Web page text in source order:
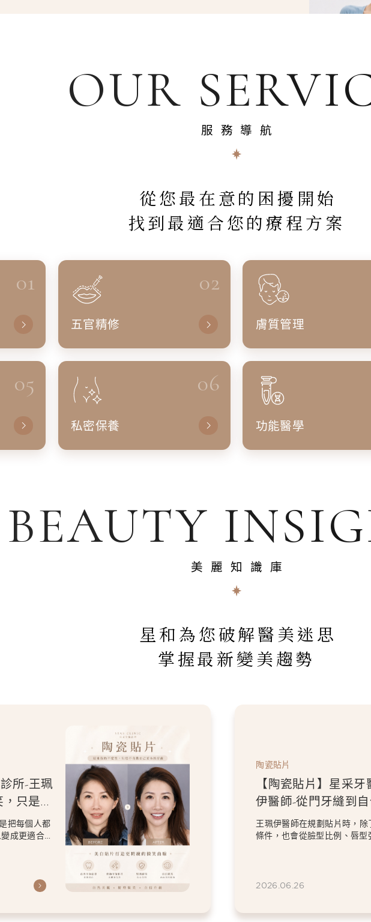
OUR
服務導航
從您最在意的困擾開始
找到最適合您的療程方案
01 02
五官精修 膚質管理
05 06
私密保養 功能醫學
BEAUTY
美麗知識庫
星和為您破解醫美迷思
掌握最新變美趨勢
所-王珮
容：美
曲線
量牙齒本身
、微笑方式
陶瓷貼片
【陶瓷貼片】星采
伊醫師-「我不要把
掉。」，一場保留個
笑設計
過8顆全瓷冠與陶瓷貼片的設
意的顏色與修復問題，卻依然
2026.06.26